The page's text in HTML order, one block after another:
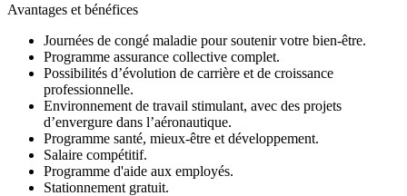
Avantages et bénéfices
Journées de congé maladie pour soutenir votre bien-être.
Programme assurance collective complet.
Possibilités d’évolution de carrière et de croissance
professionnelle.
Environnement de travail stimulant, avec des projets
d’envergure dans l’aéronautique.
Programme santé, mieux-être et développement.
Salaire compétitif.
Programme d'aide aux employés.
Stationnement gratuit.